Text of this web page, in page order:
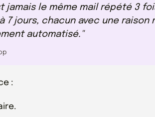
jamais le même mail répété 3
7 jours, chacun avec une raison
automatisé."
: